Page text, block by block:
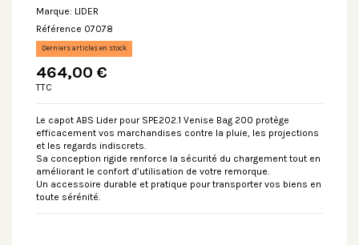
Marque: LIDER
Référence 07078
Derniers articles en stock
464,00 €
TTC
Le capot ABS Lider pour SPE202.1 Venise Bag 200 protège
efficacement vos marchandises contre la pluie, les projections
et les regards indiscrets.
Sa conception rigide renforce la sécurité du chargement tout en
améliorant le confort d’utilisation de votre remorque.
Un accessoire durable et pratique pour transporter vos biens en
toute sérénité.